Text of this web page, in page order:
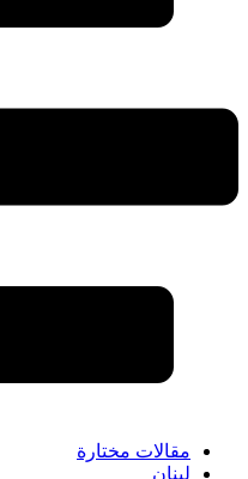
مقالات مختارة
لبنان